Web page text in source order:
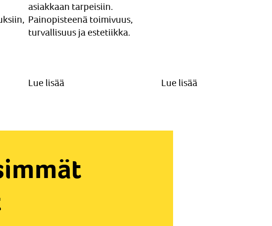
asiakkaan tarpeisiin.
Painopisteenä toimivuus,
turvallisuus ja estetiikka.
Lue lisää Lue lisää